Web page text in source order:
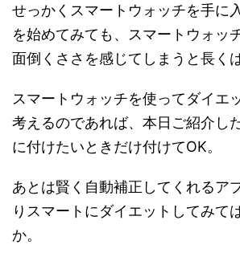
せっかくスマートウォッチを手に
を始めてみても、スマートウォッ
面倒くささを感じてしまうと長く
スマートウォッチを使ってダイエ
考えるのであれば、本日ご紹介し
に付けたいときだけ付けてOK。
あとは賢く自動補正してくれるア
りスマートにダイエットしてみて
か。